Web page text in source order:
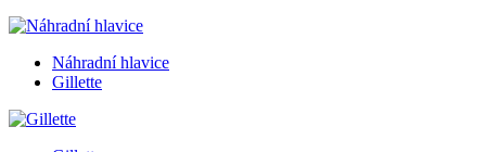
Náhradní hlavice
Gillette